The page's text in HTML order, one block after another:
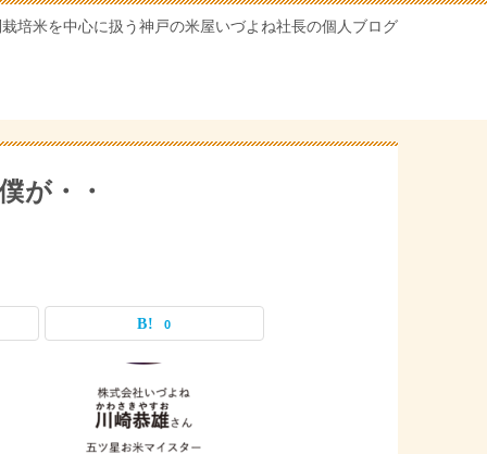
培米を中心に扱う神戸の米屋いづよね社長の個人ブログ
が・・
0